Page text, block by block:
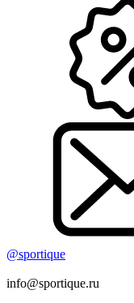
@sportique
info@sportique.ru